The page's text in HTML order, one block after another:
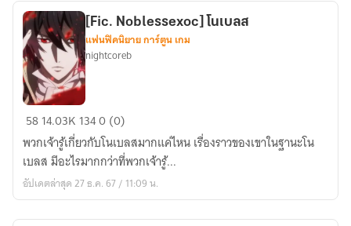
เบลส
[Fic.
Noblessexoc]
โน
เบลส
[Fic. Noblessexoc] โนเบลส
แฟนฟิคนิยาย การ์ตูน เกม
nightcoreb
5814.03K 1340 (0)
พวกเจ้ารู้เกี่ยวกับโนเบลสมากแค่ไหน เรื่องราวของเขาในฐานะโน
เบลส มีอะไรมากกว่าที่พวกเจ้ารู้...
อัปเดตล่าสุด 27 ธ.ค. 67 / 11:09 น.